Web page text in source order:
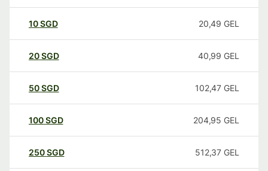
10SGD 20,49 GEL
20SGD 40,99 GEL
50SGD 102,47 GEL
100SGD 204,95 GEL
250SGD 512,37 GEL